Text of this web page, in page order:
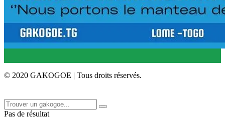
© 2020 GAKOGOE | Tous droits réservés.
Pas de résultat